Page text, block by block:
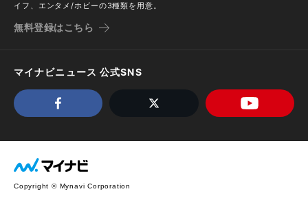
イフ、エンタメ/ホビーの3種類を用意。
無料登録はこちら
マイナビニュース 公式SNS
Copyright © Mynavi Corporation